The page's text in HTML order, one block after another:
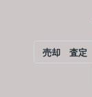
売却 査定